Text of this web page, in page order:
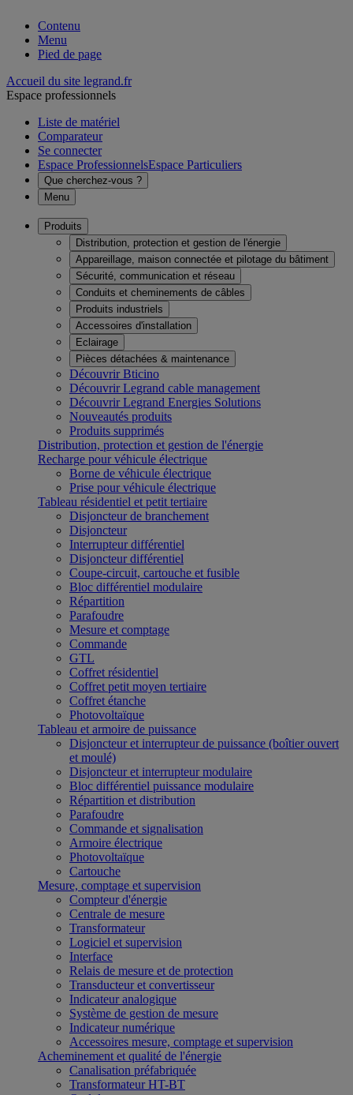
Contenu
Menu
Pied de page
Accueil du site legrand.fr
Espace professionnels
Liste de matériel
Comparateur
Se connecter
Espace ProfessionnelsEspace Particuliers
Que cherchez-vous ?
Menu
Produits
Distribution, protection et gestion de l'énergie
Appareillage, maison connectée et pilotage du bâtiment
Sécurité, communication et réseau
Conduits et cheminements de câbles
Produits industriels
Accessoires d'installation
Eclairage
Pièces détachées & maintenance
Découvrir Bticino
Découvrir Legrand cable management
Découvrir Legrand Energies Solutions
Nouveautés produits
Produits supprimés
Distribution, protection et gestion de l'énergie
Recharge pour véhicule électrique
Borne de véhicule électrique
Prise pour véhicule électrique
Tableau résidentiel et petit tertiaire
Disjoncteur de branchement
Disjoncteur
Interrupteur différentiel
Disjoncteur différentiel
Coupe-circuit, cartouche et fusible
Bloc différentiel modulaire
Répartition
Parafoudre
Mesure et comptage
Commande
GTL
Coffret résidentiel
Coffret petit moyen tertiaire
Coffret étanche
Photovoltaïque
Tableau et armoire de puissance
Disjoncteur et interrupteur de puissance (boîtier ouvert
et moulé)
Disjoncteur et interrupteur modulaire
Bloc différentiel puissance modulaire
Répartition et distribution
Parafoudre
Commande et signalisation
Armoire électrique
Photovoltaïque
Cartouche
Mesure, comptage et supervision
Compteur d'énergie
Centrale de mesure
Transformateur
Logiciel et supervision
Interface
Relais de mesure et de protection
Transducteur et convertisseur
Indicateur analogique
Système de gestion de mesure
Indicateur numérique
Accessoires mesure, comptage et supervision
Acheminement et qualité de l'énergie
Canalisation préfabriquée
Transformateur HT-BT